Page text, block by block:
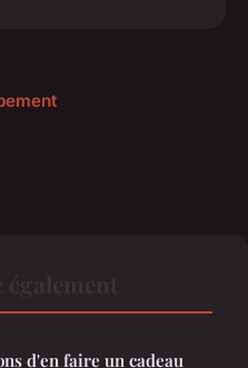
d'en faire un cadeau